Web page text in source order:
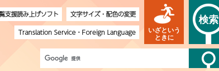
支援読み上げソフト
文字サイズ・配色の変更
Translation Service・ Foreign Language
いざという
ときに
検索